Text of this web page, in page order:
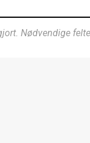
Nødvendige